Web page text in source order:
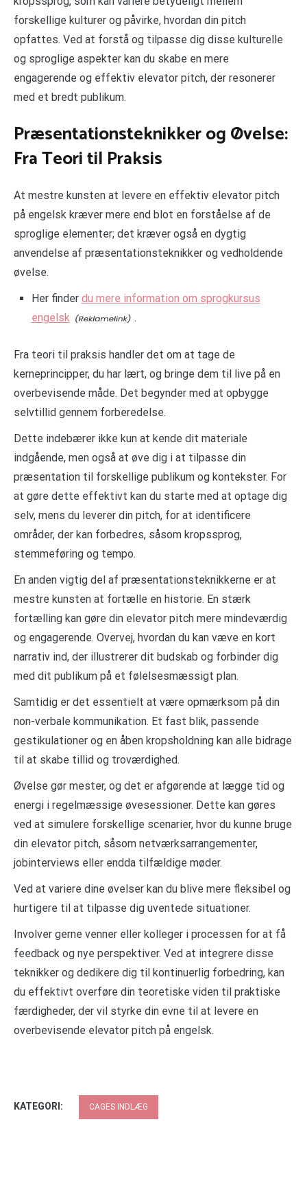
forskellige kulturer og påvirke, hvordan din pitch
opfattes. Ved at forstå og tilpasse dig disse kulturelle
og sproglige aspekter kan du skabe en mere
engagerende og effektiv elevator pitch, der resonerer
med et bredt publikum.
Præsentationsteknikker og Øvelse:
Fra Teori til Praksis
At mestre kunsten at levere en effektiv elevator pitch
på engelsk kræver mere end blot en forståelse af de
sproglige elementer; det kræver også en dygtig
anvendelse af præsentationsteknikker og vedholdende
øvelse.
Her finder du mere information om sprogkursus
engelsk
.
Fra teori til praksis handler det om at tage de
kerneprincipper, du har lært, og bringe dem til live på en
overbevisende måde. Det begynder med at opbygge
selvtillid gennem forberedelse.
Dette indebærer ikke kun at kende dit materiale
indgående, men også at øve dig i at tilpasse din
præsentation til forskellige publikum og kontekster. For
at gøre dette effektivt kan du starte med at optage dig
selv, mens du leverer din pitch, for at identificere
områder, der kan forbedres, såsom kropssprog,
stemmeføring og tempo.
En anden vigtig del af præsentationsteknikkerne er at
mestre kunsten at fortælle en historie. En stærk
fortælling kan gøre din elevator pitch mere mindeværdig
og engagerende. Overvej, hvordan du kan væve en kort
narrativ ind, der illustrerer dit budskab og forbinder dig
med dit publikum på et følelsesmæssigt plan.
Samtidig er det essentielt at være opmærksom på din
non-verbale kommunikation. Et fast blik, passende
gestikulationer og en åben kropsholdning kan alle bidrage
til at skabe tillid og troværdighed.
Øvelse gør mester, og det er afgørende at lægge tid og
energi i regelmæssige øvesessioner. Dette kan gøres
ved at simulere forskellige scenarier, hvor du kunne bruge
din elevator pitch, såsom netværksarrangementer,
jobinterviews eller endda tilfældige møder.
Ved at variere dine øvelser kan du blive mere fleksibel og
hurtigere til at tilpasse dig uventede situationer.
Involver gerne venner eller kolleger i processen for at få
feedback og nye perspektiver. Ved at integrere disse
teknikker og dedikere dig til kontinuerlig forbedring, kan
du effektivt overføre din teoretiske viden til praktiske
færdigheder, der vil styrke din evne til at levere en
overbevisende elevator pitch på engelsk.
KATEGORI: CAGES INDLÆG